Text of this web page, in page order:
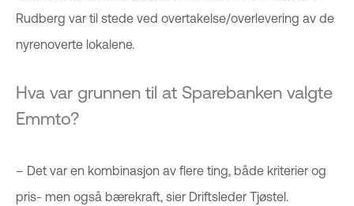
Rudberg var til stede ved overtakelse/overlevering av de
nyrenoverte lokalene.
Hva var grunnen til at Sparebanken valgte
Emmto?
– Det var en kombinasjon av flere ting, både kriterier og
pris- men også bærekraft, sier Driftsleder Tjøstel.